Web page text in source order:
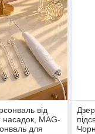
від
насадок, MAG-
для